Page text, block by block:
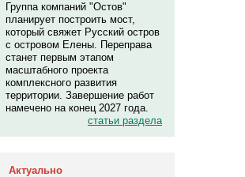
Группа компаний "Остов"
планирует построить мост,
который свяжет Русский остров
с островом Елены. Переправа
станет первым этапом
масштабного проекта
комплексного развития
территории. Завершение работ
намечено на конец 2027 года.
статьи раздела
Актуально